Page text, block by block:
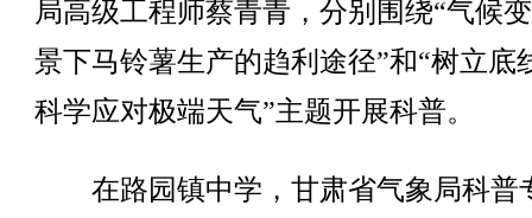
局高级工程师蔡青青，分别围绕“气候
景下马铃薯生产的趋利途径”和“树立底
科学应对极端天气”主题开展科普。
在路园镇中学，甘肃省气象局科普